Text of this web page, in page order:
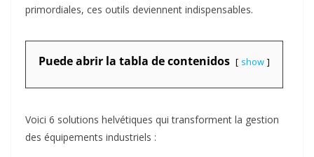
primordiales, ces outils deviennent indispensables.
Puede abrir la tabla de contenidos show
Voici 6 solutions helvétiques qui transforment la gestion
des équipements industriels :